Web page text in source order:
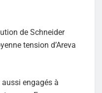
de Schneider
tension d’Areva
engagés à